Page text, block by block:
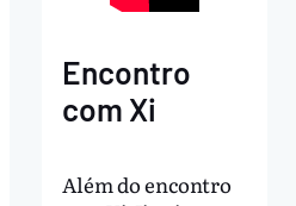
Encontro
com Xi
Além do encontro